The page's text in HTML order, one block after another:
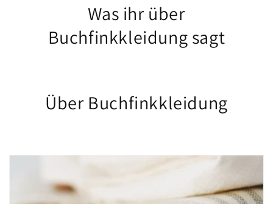
Was ihr über
Buchfinkkleidung sagt
Über Buchfinkkleidung